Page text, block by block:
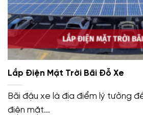
Lắp Điện Mặt Trời Bãi Đỗ Xe
Bãi đậu xe là địa điểm lý tưởng
điện mặt...